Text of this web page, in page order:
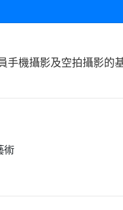
機攝影及空拍攝影
術